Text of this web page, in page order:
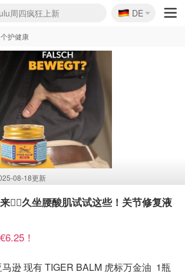
夏促开抢！
周四疯狂上新
！&OtherStories大促
相75折 随时失效
独家85折
！Camper额外叠85折
奥莱闪促！每日更新
反季囤！5折起+叠9折
仅€192
🇩🇪
DE
个护健康
08-18更新
🙋‍♀️久坐腰酸肌试试这些！关节修复液
！
逊 现有 TIGER BALM 虎标万金油 1瓶